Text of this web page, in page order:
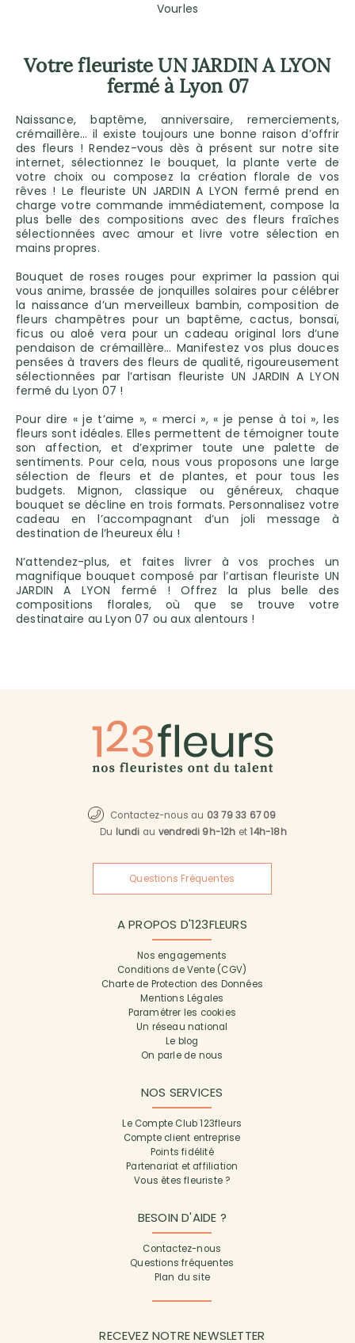
Vourles
Votre fleuriste UN JARDIN A LYON
fermé à Lyon 07
Naissance, baptême, anniversaire, remerciements,
crémaillère… il existe toujours une bonne raison d’offrir
des fleurs ! Rendez-vous dès à présent sur notre site
internet, sélectionnez le bouquet, la plante verte de
votre choix ou composez la création florale de vos
rêves ! Le fleuriste UN JARDIN A LYON fermé prend en
charge votre commande immédiatement, compose la
plus belle des compositions avec des fleurs fraîches
sélectionnées avec amour et livre votre sélection en
mains propres.
Bouquet de roses rouges pour exprimer la passion qui
vous anime, brassée de jonquilles solaires pour célébrer
la naissance d’un merveilleux bambin, composition de
fleurs champêtres pour un baptême, cactus, bonsaï,
ficus ou aloé vera pour un cadeau original lors d’une
pendaison de crémaillère… Manifestez vos plus douces
pensées à travers des fleurs de qualité, rigoureusement
sélectionnées par l’artisan fleuriste UN JARDIN A LYON
fermé du Lyon 07 !
Pour dire « je t’aime », « merci », « je pense à toi », les
fleurs sont idéales. Elles permettent de témoigner toute
son affection, et d’exprimer toute une palette de
sentiments. Pour cela, nous vous proposons une large
sélection de fleurs et de plantes, et pour tous les
budgets. Mignon, classique ou généreux, chaque
bouquet se décline en trois formats. Personnalisez votre
cadeau en l’accompagnant d’un joli message à
destination de l’heureux élu !
N’attendez-plus, et faites livrer à vos proches un
magnifique bouquet composé par l’artisan fleuriste UN
JARDIN A LYON fermé ! Offrez la plus belle des
compositions florales, où que se trouve votre
destinataire au Lyon 07 ou aux alentours !
Contactez-nous au 03 79 33 67 09
Du lundi au vendredi 9h-12h et14h-18h
Questions Fréquentes
A PROPOS D'123FLEURS
Nos engagements
Conditions de Vente (CGV)
Charte de Protection des Données
Mentions Légales
Paramétrer les cookies
Un réseau national
Le blog
On parle de nous
NOS SERVICES
Le Compte Club 123fleurs
Compte client entreprise
Points fidélité
Partenariat et affiliation
Vous êtes fleuriste ?
BESOIN D'AIDE ?
Contactez-nous
Questions fréquentes
Plan du site
RECEVEZ NOTRE NEWSLETTER